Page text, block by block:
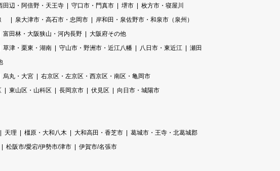
田辺・阿倍野・天王寺 守口市・門真市 堺市
枚方市・寝屋川
泉大津市・高石市・忠岡市
岸和田・泉佐野市・和泉市（泉州）
富田林・大阪狭山・河内長野
大阪府その他
草津・栗東・湖南 守山市・野洲市・近江八幡 八日市・東近江
瀬田
烏丸・大宮
右京区・左京区・西京区・南区・亀岡市
東山区・山科区 長岡京市 伏見区
向日市・城陽市
天理 橿原・大和八木 大和高田・香芝市
葛城市・王寺・北葛城郡
松阪市/愛宕/伊勢市/津市 伊賀市/名張市